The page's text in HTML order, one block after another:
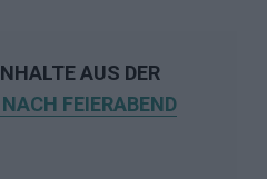
AUS DER
FEIERABEND